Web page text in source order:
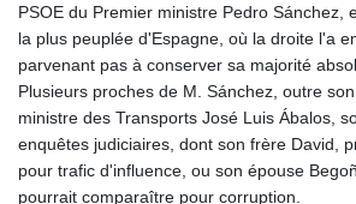
PSOE du Premier ministre Pedro Sánchez,
la plus peuplée d'Espagne, où la droite l'a
parvenant pas à conserver sa majorité
Plusieurs proches de M. Sánchez, outre
ministre des Transports José Luis Ábalos,
enquêtes judiciaires, dont son frère David,
pour trafic d'influence, ou son épouse
pourrait comparaître pour corruption.